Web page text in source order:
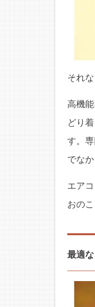
それ
高機
どり
す。
でな
エア
おの
最適